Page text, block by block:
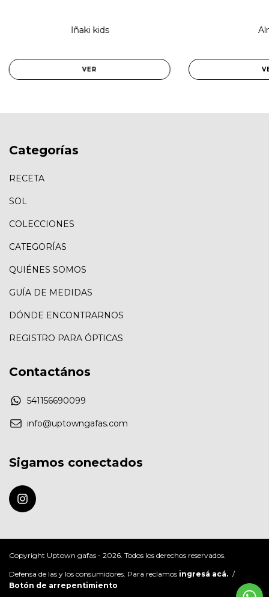
Iñaki kids
VER
Categorías
RECETA
SOL
COLECCIONES
CATEGORÍAS
QUIÉNES SOMOS
GUÍA DE MEDIDAS
DÓNDE ENCONTRARNOS
REGISTRO PARA ÓPTICAS
Contactános
541156690099
info@uptowngafas.com
Sigamos conectados
Copyright Uptown gafas - 2026. Todos los derechos reservados.
Defensa de las y los consumidores. Para reclamos ingresá acá. /
Botón de arrepentimiento